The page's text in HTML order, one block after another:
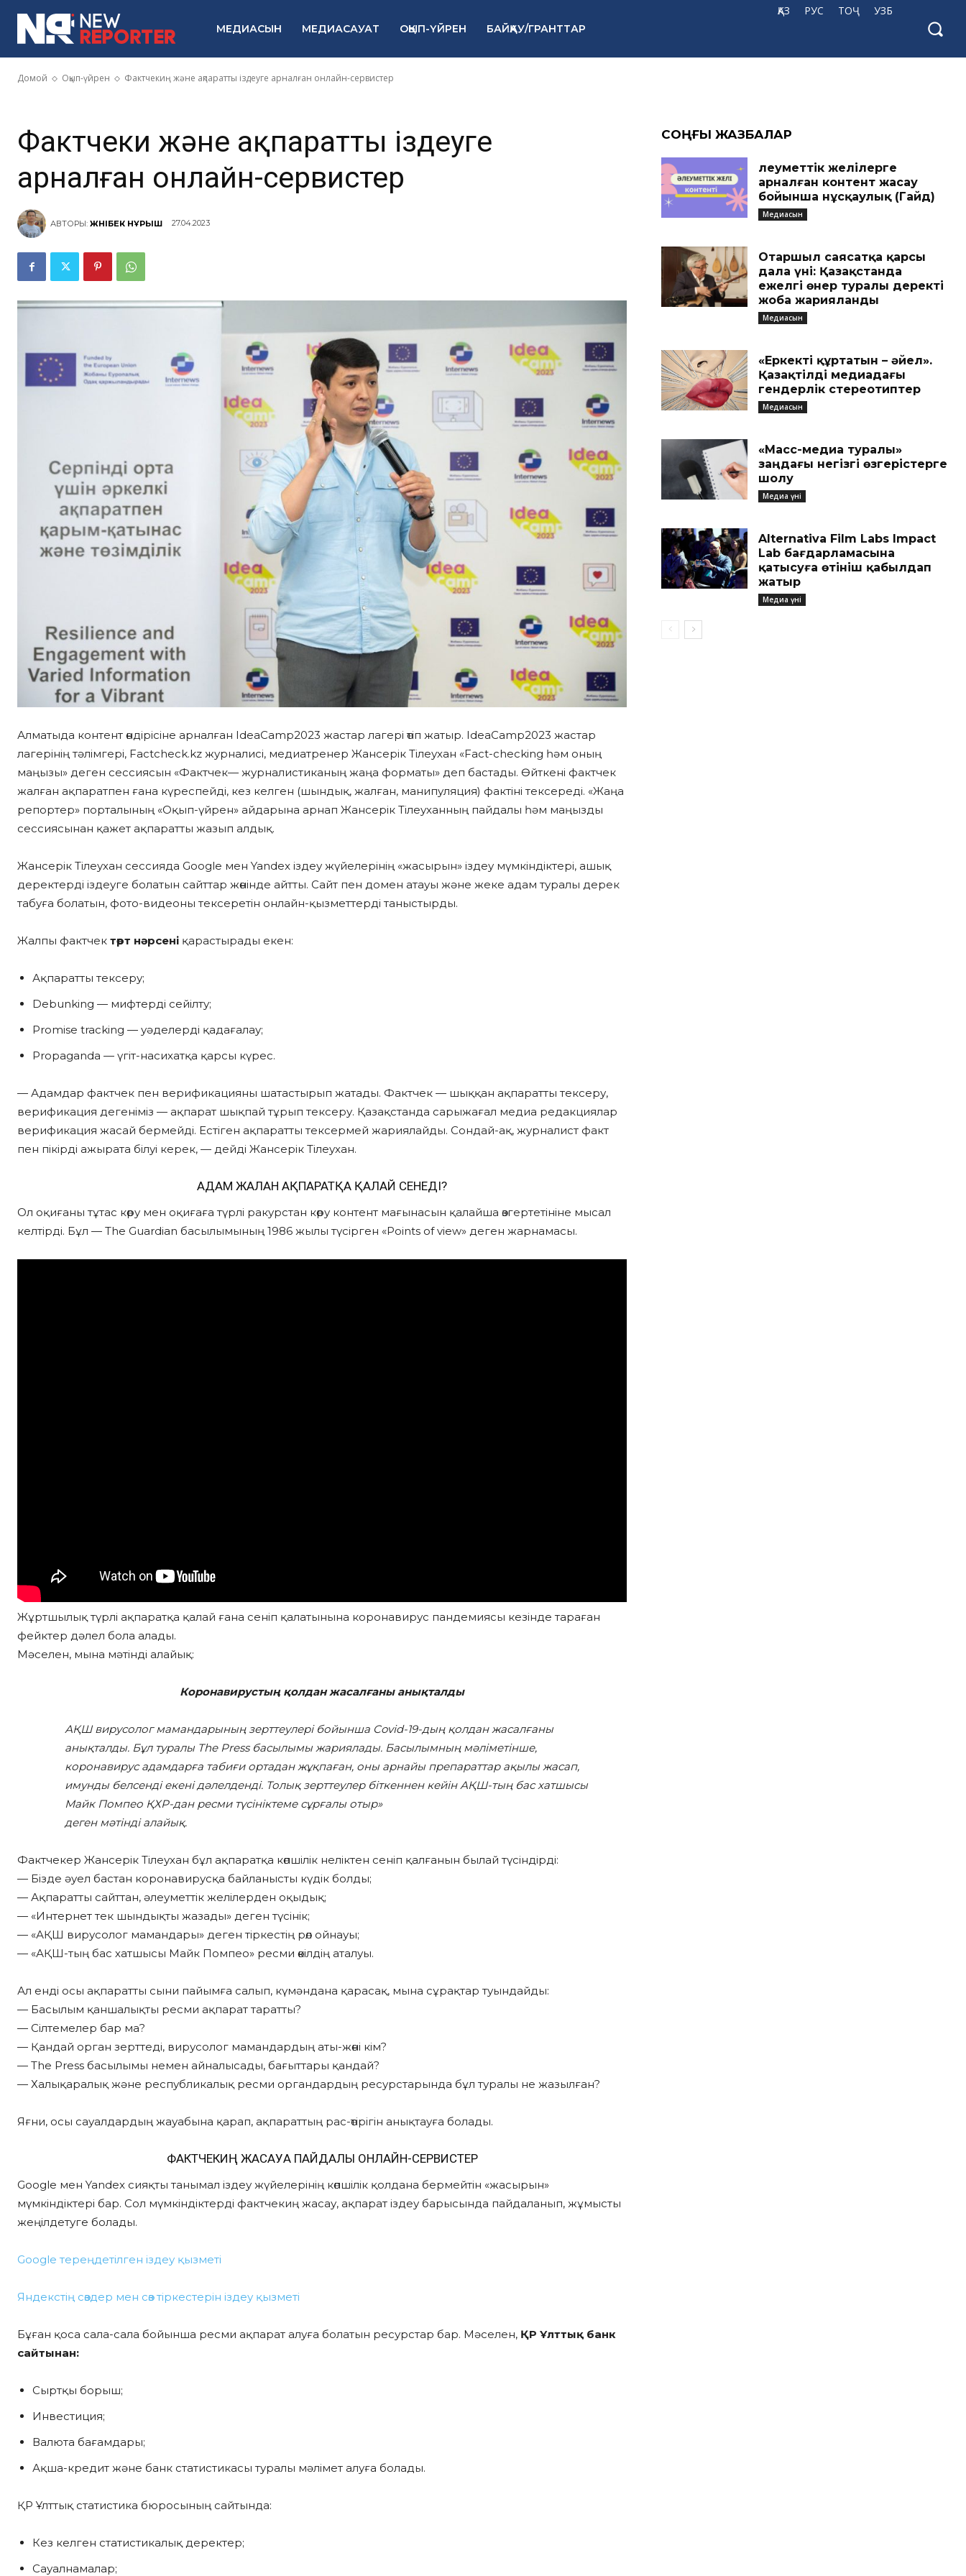
ҚАЗ РУС ТОҶ УЗБ
МЕДИАСЫН МЕДИАСАУАТ ОҚЫП-ҮЙРЕН БАЙҚАУ/ГРАНТТАР
Домой Оқып-үйрен Фактчекиң және ақпаратты іздеуге арналған онлайн-сервистер
сервистер
Фактчекиң және ақпаратты іздеуге
арналған онлайн-сервистер
АВТОРЫ: ЖӘНІБЕК НҰРЫШ 27.04.2023
Алматыда контент өндірісіне арналған IdeaCamp2023 жастар лагері өтіп жатыр. IdeaCamp2023 жастар
лагерінің тәлімгері, Factcheck.kz журналисі, медиатренер Жансерік Тілеухан «Fact-checking һәм оның
маңызы» деген сессиясын «Фактчек— журналистиканың жаңа форматы» деп бастады. Өйткені фактчек
жалған ақпаратпен ғана күреспейді, кез келген (шындық, жалған, манипуляция) фактіні тексереді. «Жаңа
репортер» порталының «Оқып-үйрен» айдарына арнап Жансерік Тілеуханның пайдалы һәм маңызды
сессиясынан қажет ақпаратты жазып алдық.
Жансерік Тілеухан сессияда Google мен Yandex іздеу жүйелерінің «жасырын» іздеу мүмкіндіктері, ашық
деректерді іздеуге болатын сайттар жөнінде айтты. Сайт пен домен атауы және жеке адам туралы дерек
табуға болатын, фото-видеоны тексеретін онлайн-қызметтерді таныстырды.
Жалпы фактчек төрт нәрсені қарастырады екен:
Ақпаратты тексеру;
Debunking — мифтерді сейілту;
Promise tracking — уәделерді қадағалау;
Propaganda — үгіт-насихатқа қарсы күрес.
— Адамдар фактчек пен верификацияны шатастырып жатады. Фактчек — шыққан ақпаратты тексеру,
верификация дегеніміз — ақпарат шықпай тұрып тексеру. Қазақстанда сарыжағал медиа редакциялар
верификация жасай бермейді. Естіген ақпаратты тексермей жариялайды. Сондай-ақ, журналист факт
пен пікірді ажырата білуі керек, — дейді Жансерік Тілеухан.
АДАМ ЖАЛҒАН АҚПАРАТҚА ҚАЛАЙ СЕНЕДІ?
Ол оқиғаны тұтас көру мен оқиғаға түрлі ракурстан көру контент мағынасын қалайша өзгертетініне мысал
келтірді. Бұл — The Guardian басылымының 1986 жылы түсірген «Points of view» деген жарнамасы.
Жұртшылық түрлі ақпаратқа қалай ғана сеніп қалатынына коронавирус пандемиясы кезінде тараған
фейктер дәлел бола алады.
Мәселен, мына мәтінді алайық:
Коронавирустың қолдан жасалғаны анықталды
АҚШ вирусолог мамандарының зерттеулері бойынша Covid-19-дың қолдан жасалғаны
анықталды. Бұл туралы The Press басылымы жариялады. Басылымның мәліметінше,
коронавирус адамдарға табиғи ортадан жұқпаған, оны арнайы препараттар ақылы жасап,
имунды белсенді екені дәлелденді. Толық зерттеулер біткеннен кейін АҚШ-тың бас хатшысы
Майк Помпео ҚХР-дан ресми түсініктеме сұрғалы отыр»
деген мәтінді алайық.
Фактчекер Жансерік Тілеухан бұл ақпаратқа көпшілік неліктен сеніп қалғанын былай түсіндірді:
— Бізде әуел бастан коронавирусқа байланысты күдік болды;
— Ақпаратты сайттан, әлеуметтік желілерден оқыдық;
— «Интернет тек шындықты жазады» деген түсінік;
— «АҚШ вирусолог мамандары» деген тіркестің рөл ойнауы;
— «АҚШ-тың бас хатшысы Майк Помпео» ресми өкілдің аталуы.
Ал енді осы ақпаратты сыни пайымға салып, күмәндана қарасақ, мына сұрақтар туындайды:
— Басылым қаншалықты ресми ақпарат таратты?
— Сілтемелер бар ма?
— Қандай орган зерттеді, вирусолог мамандардың аты-жөні кім?
— The Press басылымы немен айналысады, бағыттары қандай?
— Халықаралық және республикалық ресми органдардың ресурстарында бұл туралы не жазылған?
Яғни, осы сауалдардың жауабына қарап, ақпараттың рас-өтірігін анықтауға болады.
ФАКТЧЕКИҢ ЖАСАУҒА ПАЙДАЛЫ ОНЛАЙН-СЕРВИСТЕР
Google мен Yandex сияқты танымал іздеу жүйелерінің көпшілік қолдана бермейтін «жасырын»
мүмкіндіктері бар. Сол мүмкіндіктерді фактчекиң жасау, ақпарат іздеу барысында пайдаланып, жұмысты
жеңілдетуге болады.
Google тереңдетілген іздеу қызметі
Яндекстің сөздер мен сөз тіркестерін іздеу қызметі
Бұған қоса сала-сала бойынша ресми ақпарат алуға болатын ресурстар бар. Мәселен, ҚР Ұлттық банк
сайтынан:
Сыртқы борыш;
Инвестиция;
Валюта бағамдары;
Ақша-кредит және банк статистикасы туралы мәлімет алуға болады.
ҚР Ұлттық статистика бюросының сайтында:
Кез келген статистикалық деректер;
Сауалнамалар;
CОҢҒЫ ЖАЗБАЛАР
Әлеуметтік желілерге
арналған контент жасау
бойынша нұсқаулық (Гайд)
Медиасын
Отаршыл саясатқа қарсы
дала үні: Қазақстанда
ежелгі өнер туралы деректі
жоба жарияланды
Медиасын
«Еркекті құртатын – әйел».
Қазақтілді медиадағы
гендерлік стереотиптер
Медиасын
«Масс-медиа туралы»
заңдағы негізгі өзгерістерге
шолу
Медиа үні
Alternativa Film Labs Impact
Lab бағдарламасына
қатысуға өтініш қабылдап
жатыр
Медиа үні